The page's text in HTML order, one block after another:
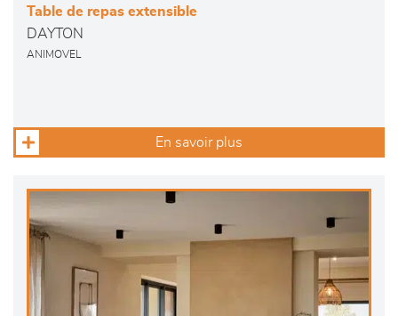
Table de repas extensible
DAYTON
ANIMOVEL
En savoir plus